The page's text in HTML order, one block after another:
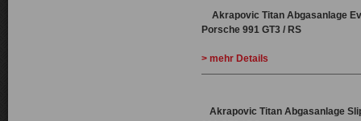
Akrapovic Titan Abgasanlage
Porsche 991 GT3 / RS
> mehr Details
Akrapovic Titan Abgasanlage